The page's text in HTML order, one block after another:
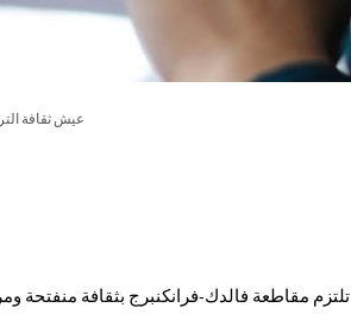
عيش ثقافة
تلتزم مقاطعة فالدك-فرانكنبرج بثقافة